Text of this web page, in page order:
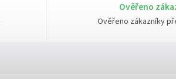
Ověřeno
Ověřeno zákazníky